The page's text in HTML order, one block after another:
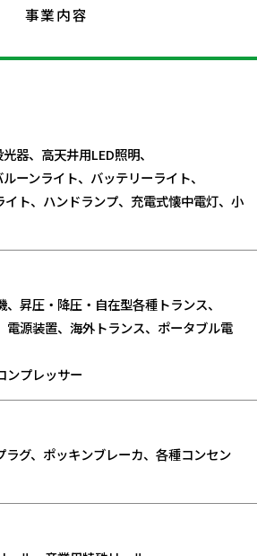
事業内容
器、高天井用LED照明、
ーンライト、バッテリーライト、
イト、ハンドランプ、充電式懐中電灯、小
昇圧・降圧・自在型各種トランス、
電源装置、海外トランス、ポータブル電
ンプレッサー
ラグ、ポッキンブレーカ、各種コンセン